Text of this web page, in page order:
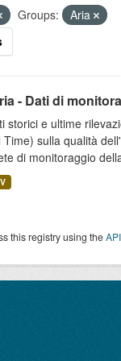
Groups:
Aria
- Dati di
storici e ultime
Time) sulla qualità
di monitoraggio
this registry using theAPI